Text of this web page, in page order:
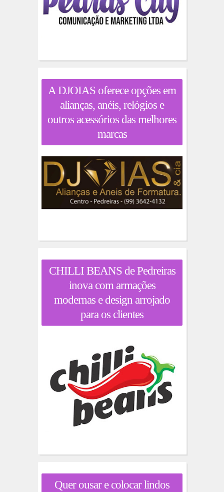
A DJOIAS oferece opções em
alianças, anéis, relógios e
outros acessórios das melhores
marcas
CHILLI BEANS de Pedreiras
inova com armações
modernas e design arrojado
para os clientes
Quer ousar e colocar lindos